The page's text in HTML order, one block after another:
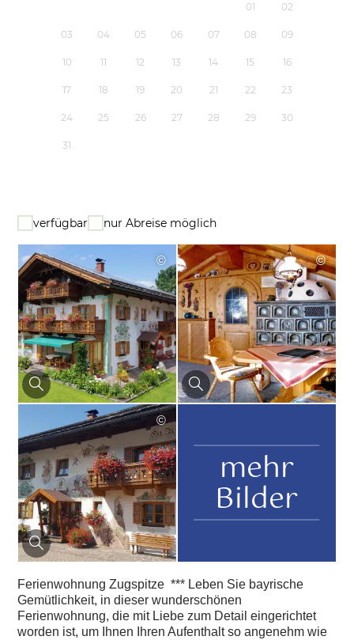
01 02
03 04 05 06 07 08 09
10 11 12 13 14 15 16
17 18 19 20 21 22 23
24 25 26 27 28 29 30
31
verfügbar nur Abreise möglich
© ©
©
mehr
Bilder
Ferienwohnung Zugspitze *** Leben Sie bayrische
Gemütlichkeit, in dieser wunderschönen
Ferienwohnung, die mit Liebe zum Detail eingerichtet
worden ist, um Ihnen Ihren Aufenthalt so angenehm wie